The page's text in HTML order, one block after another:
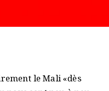
le Mali «dès